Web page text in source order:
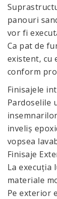
panouri
vor fi
Ca pat de
existent, cu
conform
Finisajele
Pardoselile
inveliș
vopsea
Finisaje
La execuția
materiale
Pe exterior